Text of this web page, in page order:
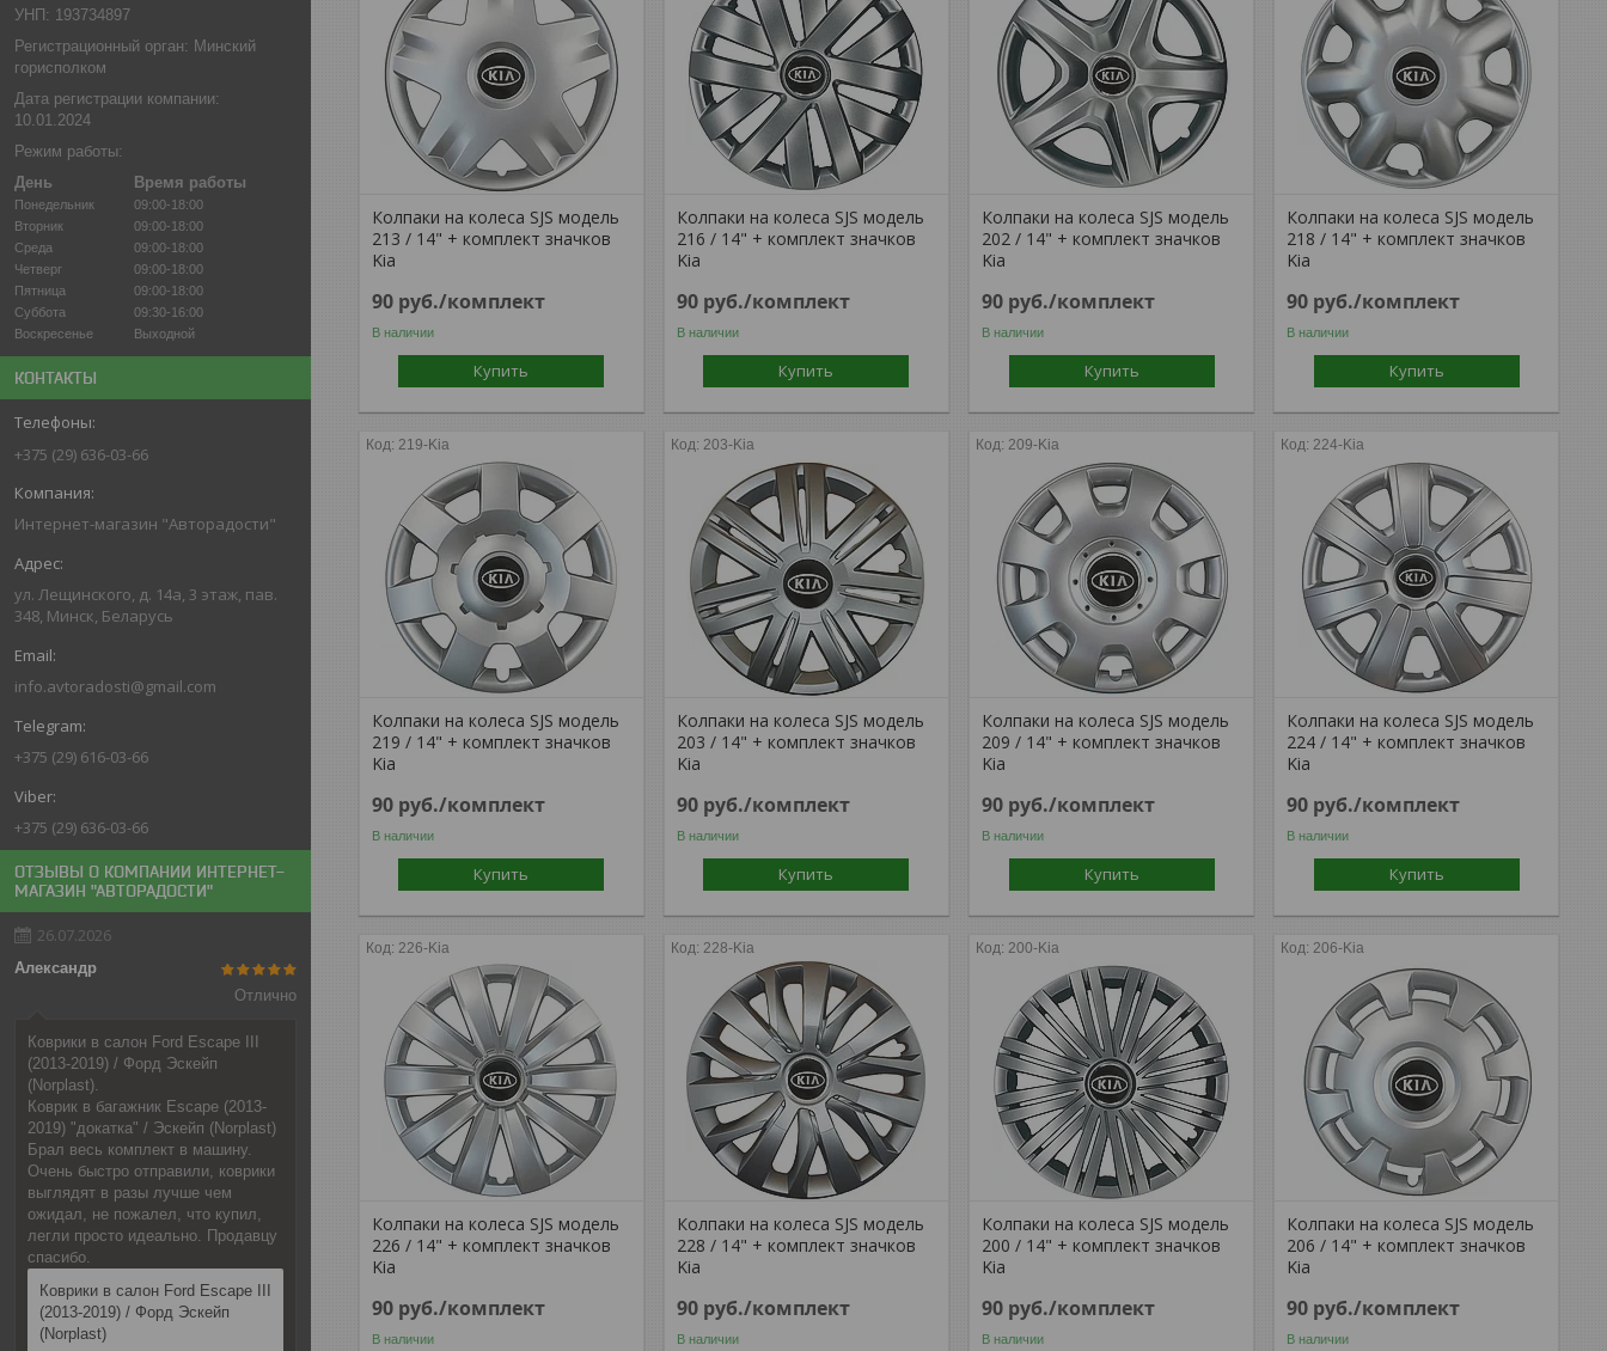
УНП: 193734897
Регистрационный орган: Минский
горисполком
Дата регистрации компании:
10.01.2024
Режим работы:
День
Время работы
Понедельник
09:00-18:00
Вторник
09:00-18:00
Среда
09:00-18:00
Четверг
09:00-18:00
Пятница
09:00-18:00
Суббота
09:30-16:00
Воскресенье
Выходной
КОНТАКТЫ
+375 (29) 636-03-66
Интернет-магазин "Авторадости"
ул. Лещинского, д. 14а, 3 этаж, пав.
348, Минск, Беларусь
info.avtoradosti@gmail.com
+375 (29) 616-03-66
+375 (29) 636-03-66
ОТЗЫВЫ О КОМПАНИИ ИНТЕРНЕТ-
МАГАЗИН "АВТОРАДОСТИ"
26.07.2026
Александр
Отлично
Коврики в салон Ford Escape III
(2013-2019) / Форд Эскейп
(Norplast).
Коврик в багажник Escape (2013-
2019) "докатка" / Эскейп (Norplast)
Брал весь комплект в машину.
Очень быстро отправили, коврики
выглядят в разы лучше чем
ожидал, не пожалел, что купил,
легли просто идеально. Продавцу
спасибо.
Коврики в салон Ford Escape III
(2013-2019) / Форд Эскейп
(Norplast)
Колпаки на колеса SJS модель
213 / 14" + комплект значков
Kia
90 руб./комплект
В наличии
Купить
Колпаки на колеса SJS модель
216 / 14" + комплект значков
Kia
90 руб./комплект
В наличии
Купить
Колпаки на колеса SJS модель
202 / 14" + комплект значков
Kia
90 руб./комплект
В наличии
Купить
Колпаки на колеса SJS модель
218 / 14" + комплект значков
Kia
90 руб./комплект
В наличии
Купить
219-Kia
Колпаки на колеса SJS модель
219 / 14" + комплект значков
Kia
90 руб./комплект
В наличии
Купить
203-Kia
Колпаки на колеса SJS модель
203 / 14" + комплект значков
Kia
90 руб./комплект
В наличии
Купить
209-Kia
Колпаки на колеса SJS модель
209 / 14" + комплект значков
Kia
90 руб./комплект
В наличии
Купить
224-Kia
Колпаки на колеса SJS модель
224 / 14" + комплект значков
Kia
90 руб./комплект
В наличии
Купить
226-Kia
Колпаки на колеса SJS модель
226 / 14" + комплект значков
Kia
90 руб./комплект
В наличии
228-Kia
Колпаки на колеса SJS модель
228 / 14" + комплект значков
Kia
90 руб./комплект
В наличии
200-Kia
Колпаки на колеса SJS модель
200 / 14" + комплект значков
Kia
90 руб./комплект
В наличии
206-Kia
Колпаки на колеса SJS модель
206 / 14" + комплект значков
Kia
90 руб./комплект
В наличии